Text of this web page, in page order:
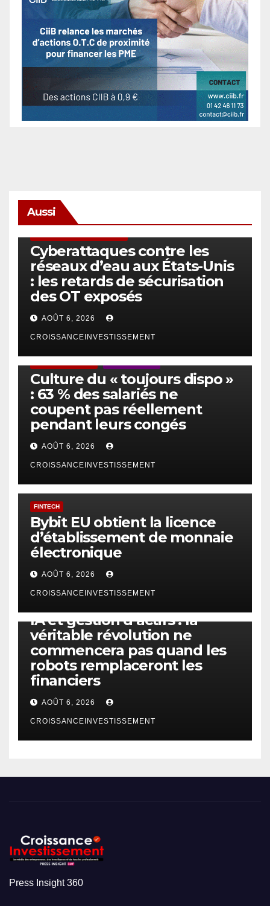
Aussi
Cyberattaques contre les
réseaux d’eau aux États-Unis
: les retards de sécurisation
des OT exposés
AOÛT 6, 2026
CROISSANCEINVESTISSEMENT
Culture du « toujours dispo »
: 63 % des salariés ne
coupent pas réellement
pendant leurs congés
AOÛT 6, 2026
CROISSANCEINVESTISSEMENT
FINTECH
Bybit EU obtient la licence
d’établissement de monnaie
électronique
AOÛT 6, 2026
CROISSANCEINVESTISSEMENT
IA et gestion d’actifs : la
véritable révolution ne
commencera pas quand les
robots remplaceront les
financiers
AOÛT 6, 2026
CROISSANCEINVESTISSEMENT
Press Insight 360